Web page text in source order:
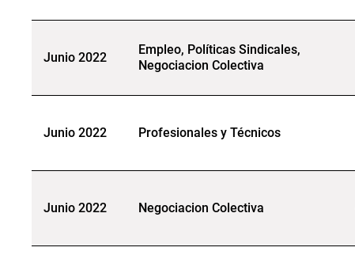
Junio 2022
Empleo, Políticas Sindicales,
Negociacion Colectiva
Junio 2022 Profesionales y Técnicos
Junio 2022 Negociacion Colectiva